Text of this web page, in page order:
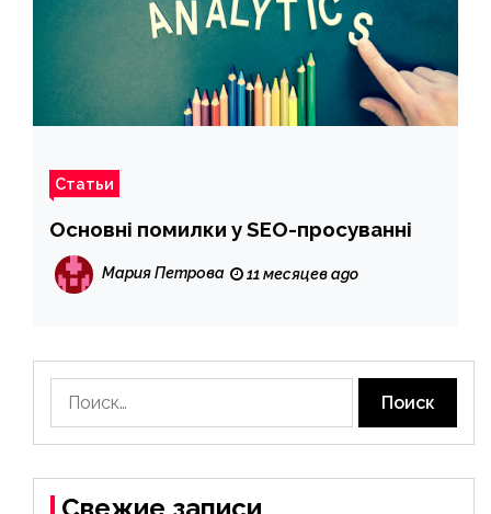
Статьи
Основні помилки у SEO-просуванні
Мария Петрова 11 месяцев ago